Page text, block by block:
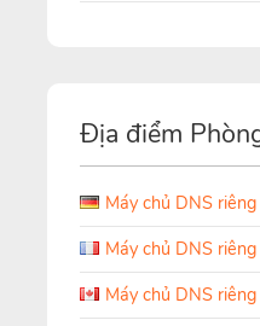
Địa điểm
Máy chủ DNS
Máy chủ DNS
Máy chủ DNS